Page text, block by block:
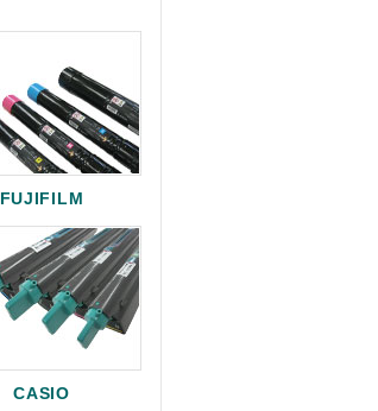
FUJIFILM
CASIO